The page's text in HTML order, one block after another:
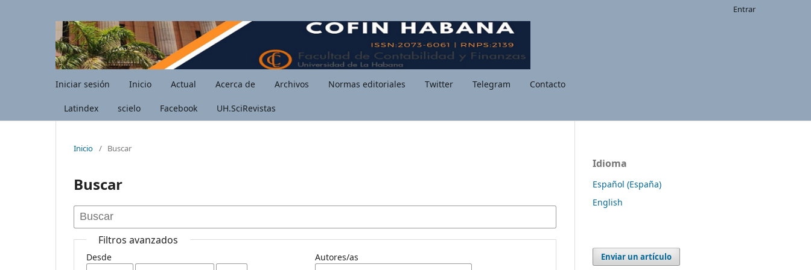
Iniciar sesión Inicio Actual Acerca de Archivos Normas editoriales Twitter Telegram Contacto
Latindex scielo Facebook UH.SciRevistas
Entrar
Inicio / Buscar
Buscar
Filtros avanzados
Desde Autores/as
Idioma
Español (España)
English
Enviar un artículo